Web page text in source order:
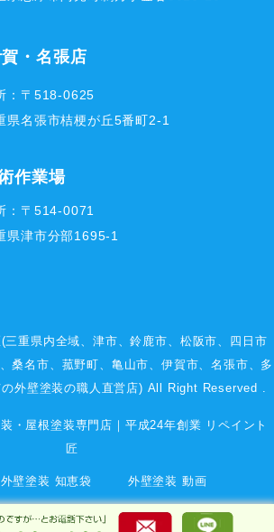
・名張店
：〒518-0625
県名張市桔梗が丘5番町2-1
作業場
：〒514-0071
県津市分部1695-1
三重県内全域、津市、鈴鹿市、 松阪市、
四日市
桑名市、菰野町、 亀山市、伊賀市、名張市、多
外壁塗装の職人直営店) All Right Reserved .
・屋根塗装専門店｜平成24年創業 リペイント
匠
外壁塗装 知恵袋 外壁塗装 動画
代表挨拶・プロフィール